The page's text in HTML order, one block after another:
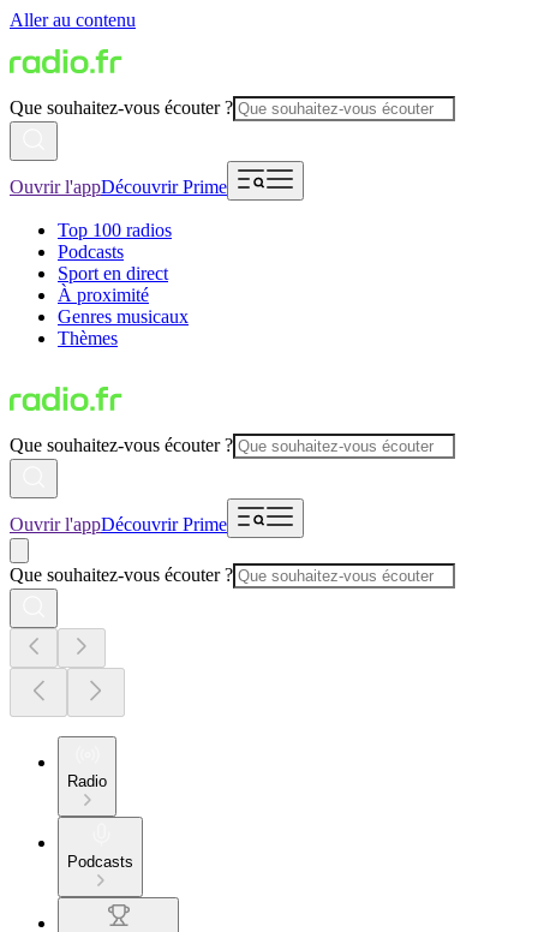
Aller au contenu
Que souhaitez-vous écouter ?
Ouvrir l'appDécouvrir Prime
Top 100 radios
Podcasts
Sport en direct
À proximité
Genres musicaux
Thèmes
Que souhaitez-vous écouter ?
Ouvrir l'appDécouvrir Prime
Que souhaitez-vous écouter ?
Radio
Podcasts